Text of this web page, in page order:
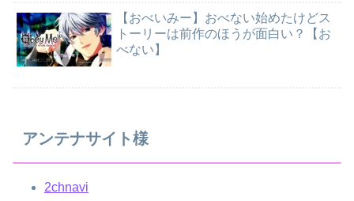
【おべいみー】おべない始めたけどス
トーリーは前作のほうが面白い？【お
べない】
アンテナサイト様
2chnavi